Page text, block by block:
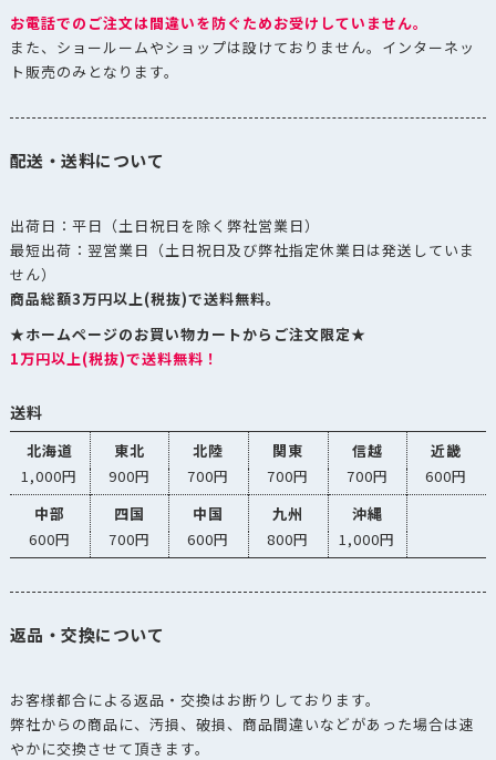
お電話でのご注文は間違いを防ぐためお受けしていません。
また、ショールームやショップは設けておりません。インターネッ
ト販売のみとなります。
配送・送料について
出荷日：平日（土日祝日を除く弊社営業日）
最短出荷：翌営業日（土日祝日及び弊社指定休業日は発送していま
せん）
商品総額3万円以上(税抜)で送料無料。
★ホームページのお買い物カートからご注文限定★
1万円以上(税抜)で送料無料！
送料
北海道 東北 北陸 関東 信越
近畿
1,000円
900円 700円 700円 700円
600円
中部
四国 中国 九州
沖縄
600円
700円 600円 800円 1,000円
返品・交換について
お客様都合による返品・交換はお断りしております。
弊社からの商品に、汚損、破損、商品間違いなどがあった場合は速
やかに交換させて頂きます。